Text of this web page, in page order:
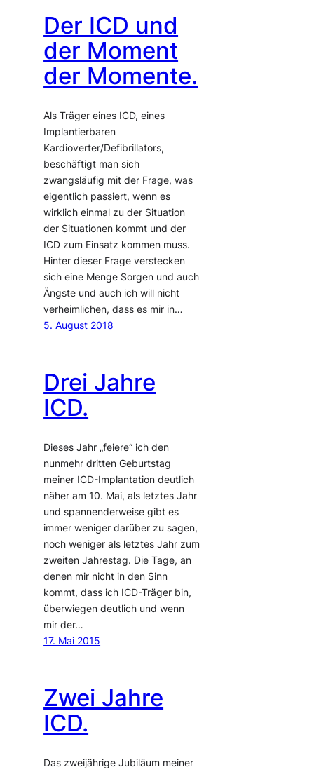
Der ICD und
der Moment
der Momente.
Als Träger eines ICD, eines
Implantierbaren
Kardioverter/Defibrillators,
beschäftigt man sich
zwangsläufig mit der Frage, was
eigentlich passiert, wenn es
wirklich einmal zu der Situation
der Situationen kommt und der
ICD zum Einsatz kommen muss.
Hinter dieser Frage verstecken
sich eine Menge Sorgen und auch
Ängste und auch ich will nicht
verheimlichen, dass es mir in…
5. August 2018
Drei Jahre
ICD.
Dieses Jahr „feiere“ ich den
nunmehr dritten Geburtstag
meiner ICD-Implantation deutlich
näher am 10. Mai, als letztes Jahr
und spannenderweise gibt es
immer weniger darüber zu sagen,
noch weniger als letztes Jahr zum
zweiten Jahrestag. Die Tage, an
denen mir nicht in den Sinn
kommt, dass ich ICD-Träger bin,
überwiegen deutlich und wenn
mir der…
17. Mai 2015
Zwei Jahre
ICD.
Das zweijährige Jubiläum meiner